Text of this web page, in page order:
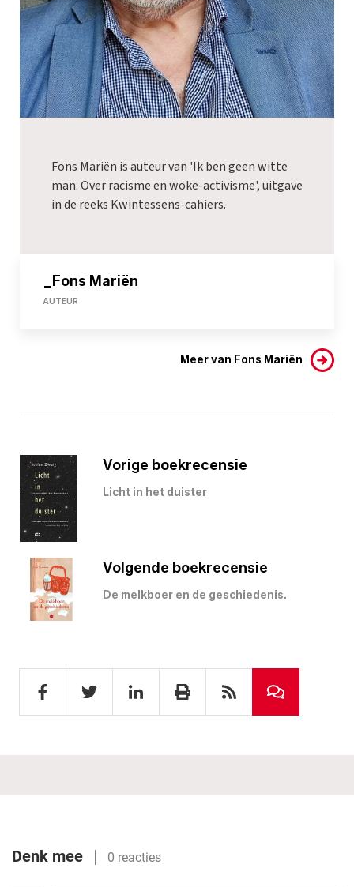
Fons Mariën is auteur van 'Ik ben geen witte
man. Over racisme en woke-activisme', uitgave
in de reeks Kwintessens-cahiers.
_Fons Mariën
AUTEUR
Meer van Fons Mariën
Vorige boekrecensie
Licht in het duister
Volgende boekrecensie
De melkboer en de geschiedenis.